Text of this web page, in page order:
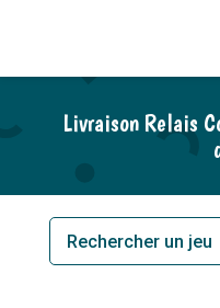
Livraison Relais